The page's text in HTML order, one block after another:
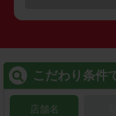
こだわり条件
店舗名